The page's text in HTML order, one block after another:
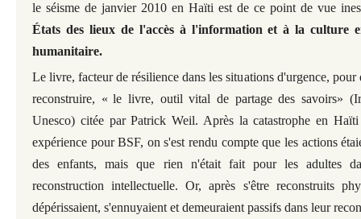
le séisme de janvier 2010 en Haïti est de ce point de vue
États des lieux de l'accès à l'information et à la culture
humanitaire.
Le livre, facteur de résilience dans les situations d'urgence, pour
reconstruire, « le livre, outil vital de partage des savoirs»
Unesco) citée par Patrick Weil. Après la catastrophe en
expérience pour BSF, on s'est rendu compte que les actions
des enfants, mais que rien n'était fait pour les adultes
reconstruction intellectuelle. Or, après s'être reconstruits
dépérissaient, s'ennuyaient et demeuraient passifs dans leur